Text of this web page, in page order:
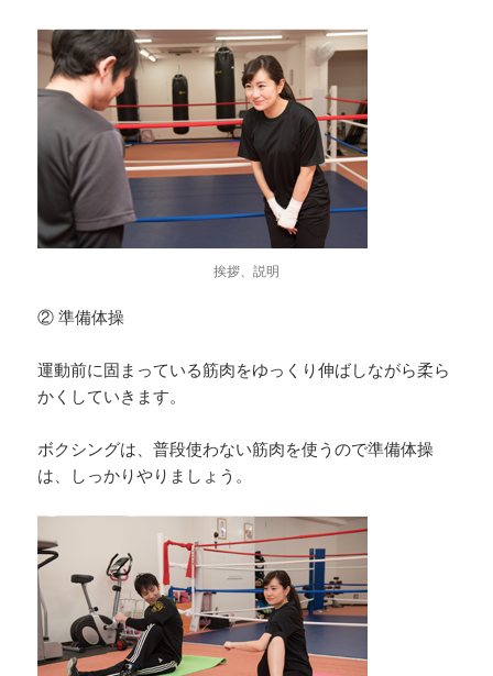
挨拶、説明
② 準備体操
運動前に固まっている筋肉をゆっくり伸ばしながら柔ら
かくしていきます。
ボクシングは、普段使わない筋肉を使うので準備体操
は、しっかりやりましょう。